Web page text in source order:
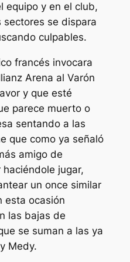
equipo y en el club,
se dispara
culpables.
francés invocara
Arena al Varón
y que esté
parece muerto o
sentando a las
que como ya señaló
amigo de
jugar,
un once similar
esta ocasión
las bajas de
se suman a las ya
Medy.